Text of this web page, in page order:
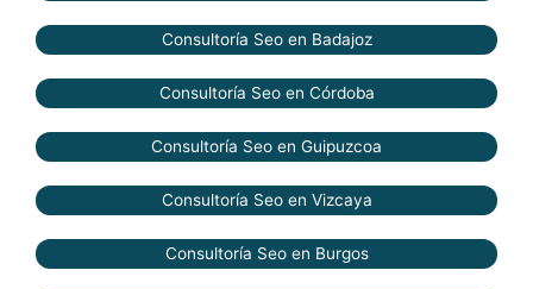
Consultoría Seo en Badajoz
Consultoría Seo en Córdoba
Consultoría Seo en Guipuzcoa
Consultoría Seo en Vizcaya
Consultoría Seo en Burgos